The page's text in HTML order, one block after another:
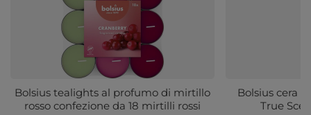
Bolsius tealights al profumo di mirtillo
rosso confezione da 18 mirtilli rossi
Bolsius cera
True